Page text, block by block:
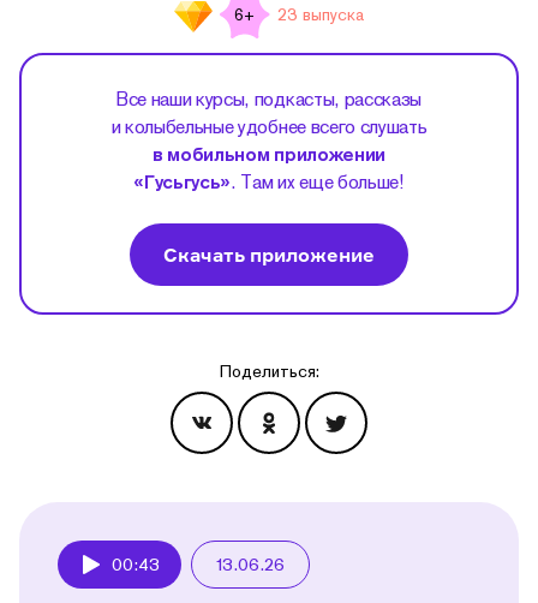
6+ 23 выпуска
Все наши курсы, подкасты, рассказы
и колыбельные удобнее всего слушать
в мобильном приложении
«Гусьгусь». Там их еще больше!
Скачать приложение
Поделиться:
00:43 13.06.26